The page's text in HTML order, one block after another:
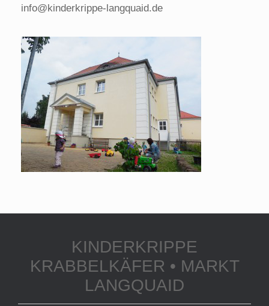
info@kinderkrippe-langquaid.de
KINDERKRIPPE
KRABBELKÄFER • MARKT
LANGQUAID